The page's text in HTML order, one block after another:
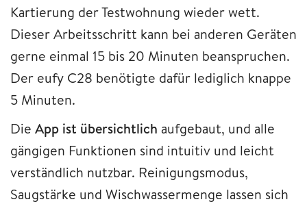
Kartierung der Testwohnung wieder wett.
Dieser Arbeitsschritt kann bei anderen Geräten
gerne einmal 15 bis 20 Minuten beanspruchen.
Der eufy C28 benötigte dafür lediglich knappe
5 Minuten.
Die App ist übersichtlich aufgebaut, und alle
gängigen Funktionen sind intuitiv und leicht
verständlich nutzbar. Reinigungsmodus,
Saugstärke und Wischwassermenge lassen sich